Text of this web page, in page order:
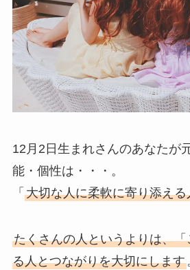
12月2日生まれさんのあなたが
能・個性は・・・。
「 大切な人に柔軟に寄り添える
たくさんの人というよりは、
る人とつながりを大切にします